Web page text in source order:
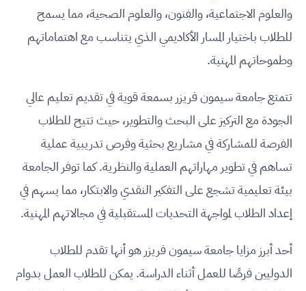
والعلوم الاجتماعية، والفنون، والعلوم الصحية، مما يسمح
للطلاب باختيار المسار الأكاديمي الذي يتناسب مع اهتماماتهم
وطموحاتهم المهنية.
تتمتع جامعة سيمون فريزر بسمعة قوية في تقديم تعليم عالي
الجودة مع التركيز على البحث والتطوير، حيث تتيح للطلاب
الفرصة للمشاركة في مشاريع بحثية وفرص تدريبية عملية
تساهم في تطوير مهاراتهم العملية والنظرية. كما توفر الجامعة
بيئة تعليمية تشجع على التفكير النقدي والابتكار، مما يسهم في
إعداد الطلاب لمواجهة التحديات المستقبلية في مجالاتهم المهنية.
أحد أبرز مزايا جامعة سيمون فريزر هو أنها تقدم للطلاب
الدوليين فرصًا للعمل أثناء الدراسة. يمكن للطلاب العمل بدوام